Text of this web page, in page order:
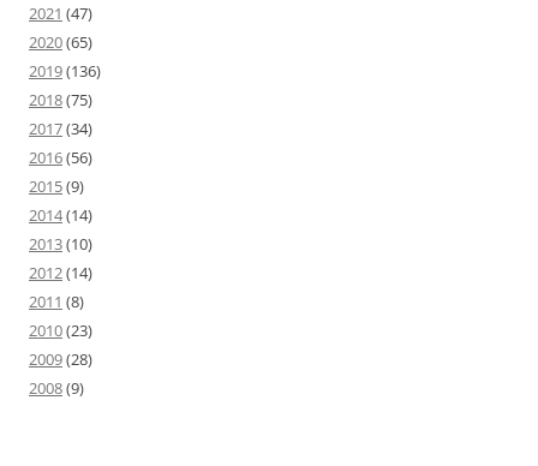
2021 (47)
2020(65)
2019(136)
2018(75)
2017(34)
2016(56)
2015(9)
2014(14)
2013(10)
2012(14)
2011 (8)
2010(23)
2009(28)
2008(9)